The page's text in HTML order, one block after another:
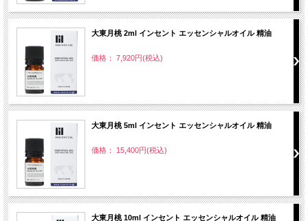
大東月桃 2ml インセント エッセンシャルオイル 精油
価格： 7,920円(税込)
大東月桃 5ml インセント エッセンシャルオイル 精油
価格： 15,400円(税込)
大東月桃 10ml インセント エッセンシャルオイル 精油